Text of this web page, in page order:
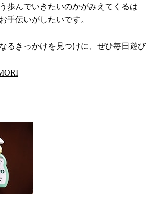
歩んでいきたいのかがみえてくるは
手伝いがしたいです。
るきっかけを見つけに、ぜひ毎日遊び